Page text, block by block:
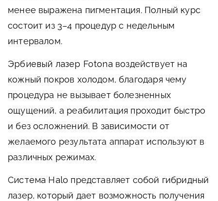
менее выражена пигментация. Полный курс
состоит из 3–4 процедур с недельным
интервалом.
Эрбиевый лазер Fotona воздействует на
кожный покров холодом, благодаря чему
процедура не вызывает болезненных
ощущений, а реабилитация проходит быстро
и без осложнений. В зависимости от
желаемого результата аппарат используют в
различных режимах.
Система Halo представляет собой гибридный
лазер, который дает возможность получения